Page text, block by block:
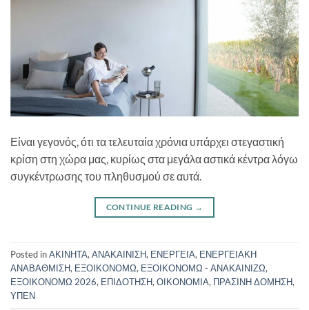
Είναι γεγονός, ότι τα τελευταία χρόνια υπάρχει στεγαστική
κρίση στη χώρα μας, κυρίως στα μεγάλα αστικά κέντρα λόγω
συγκέντρωσης του πληθυσμού σε αυτά.
CONTINUE READING →
Posted inΑΚΙΝΗΤΑ, ΑΝΑΚΑΙΝΙΣΗ, ΕΝΕΡΓΕΙΑ, ΕΝΕΡΓΕΙΑΚΗ
ΑΝΑΒΑΘΜΙΣΗ, ΕΞΟΙΚΟΝΟΜΩ, ΕΞΟΙΚΟΝΟΜΩ - ΑΝΑΚΑΙΝΙΖΩ,
ΕΞΟΙΚΟΝΟΜΩ 2026, ΕΠΙΔΟΤΗΣΗ, ΟΙΚΟΝΟΜΙΑ, ΠΡΑΣΙΝΗ ΔΟΜΗΣΗ,
ΥΠΕΝ